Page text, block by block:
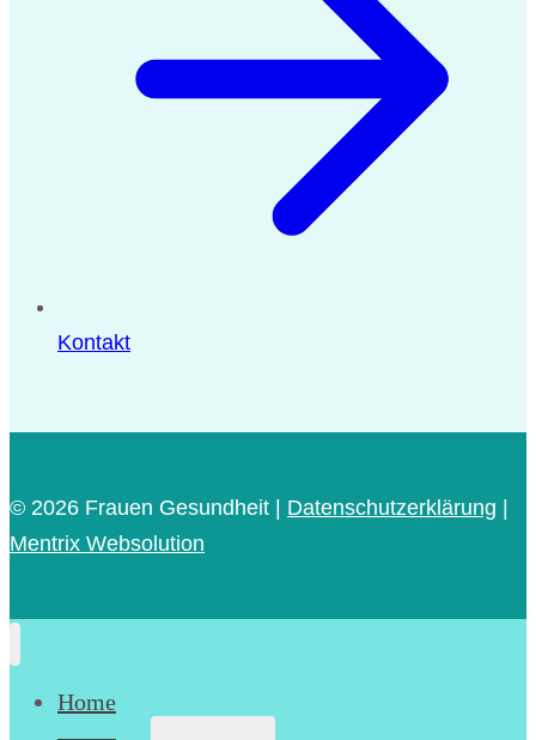
Kontakt
© 2026 Frauen Gesundheit | Datenschutzerklärung
Mentrix Websolution
Home